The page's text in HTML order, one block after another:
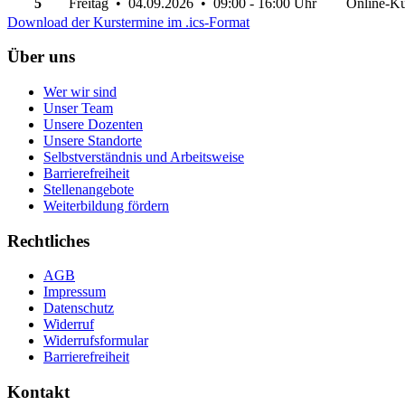
Download der Kurstermine im .ics-Format
Über uns
Wer wir sind
Unser Team
Unsere Dozenten
Unsere Standorte
Selbstverständnis und Arbeitsweise
Barrierefreiheit
Stellenangebote
Weiterbildung fördern
Rechtliches
AGB
Impressum
Datenschutz
Widerruf
Widerrufsformular
Barrierefreiheit
Kontakt